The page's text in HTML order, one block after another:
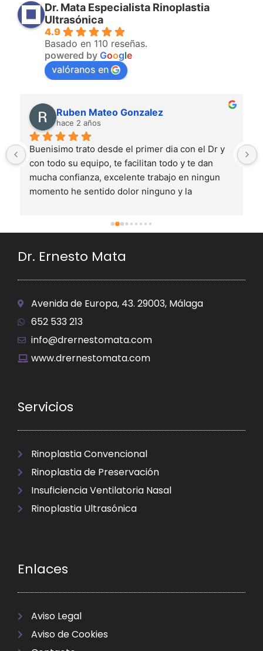
Dr. Mata Especialista Rinoplastia
Ultrasónica
4.9
Basado en 110 reseñas.
powered by Google
valóranos en
Ruben Mateo Gonzalez
hace 2 años
Buenisimo trato desde el primer dia con el Dr y
con todo su equipo, te facilitan todo y te dan
mucha confianza, excelente trabajo en ningun
momento he sentido dolor ninguno y la
contento con el resultado es mejor de lo que
esperaba
Dr. Ernesto Mata
Avenida de Europa, 43. 29003, Málaga
652 533 213
info@drernestomata.com
www.drernestomata.com
Servicios
Rinoplastia Convencional
Rinoplastia de Preservación
Insuficiencia Ventilatoria Nasal
Rinoplastia Ultrasónica
Enlaces
Aviso Legal
Aviso de Cookies